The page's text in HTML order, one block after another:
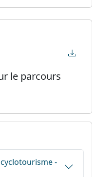
le parcours
-